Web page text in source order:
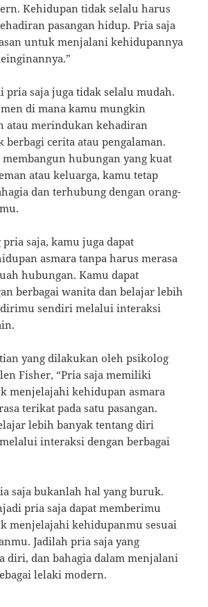
Kehidupan tidak selalu harus
pasangan hidup. Pria saja
untuk menjalani kehidupannya
pria saja juga tidak selalu mudah.
di mana kamu mungkin
atau merindukan kehadiran
berbagi cerita atau pengalaman.
membangun hubungan yang kuat
atau keluarga, kamu tetap
dan terhubung dengan orang-
pria saja, kamu juga dapat
asmara tanpa harus merasa
hubungan. Kamu dapat
berbagai wanita dan belajar lebih
dirimu sendiri melalui interaksi
yang dilakukan oleh psikolog
Fisher, “Pria saja memiliki
menjelajahi kehidupan asmara
terikat pada satu pasangan.
lebih banyak tentang diri
interaksi dengan berbagai
saja bukanlah hal yang buruk.
pria saja dapat memberimu
menjelajahi kehidupanmu sesuai
Jadilah pria saja yang
diri, dan bahagia dalam menjalani
lelaki modern.